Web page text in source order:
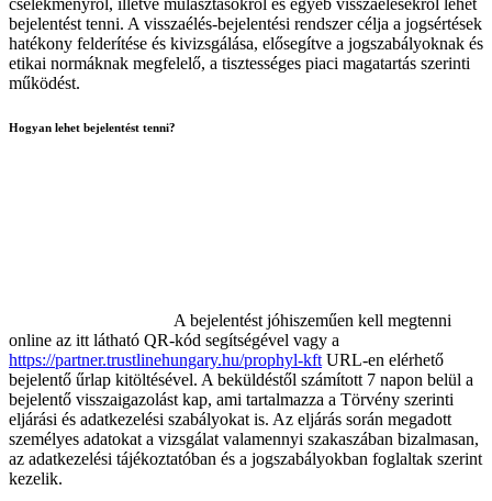
bejelentést tenni. A visszaélés-bejelentési rendszer célja a jogsértések
hatékony felderítése és kivizsgálása, elősegítve a jogszabályoknak és
etikai normáknak megfelelő, a tisztességes piaci magatartás szerinti
működést.
Hogyan lehet bejelentést tenni?
A bejelentést jóhiszeműen kell megtenni
online az itt látható QR-kód segítségével vagy a
https://partner.trustlinehungary.hu/prophyl-kft URL-en elérhető
bejelentő űrlap kitöltésével. A beküldéstől számított 7 napon belül a
bejelentő visszaigazolást kap, ami tartalmazza a Törvény szerinti
eljárási és adatkezelési szabályokat is. Az eljárás során megadott
személyes adatokat a vizsgálat valamennyi szakaszában bizalmasan,
az adatkezelési tájékoztatóban és a jogszabályokban foglaltak szerint
kezelik.